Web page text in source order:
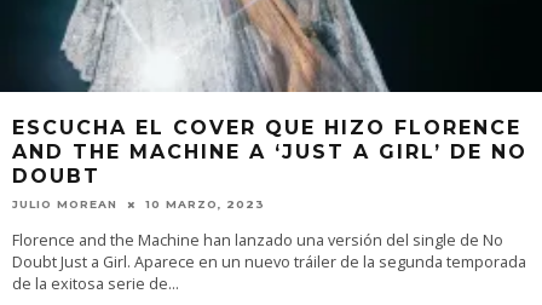
ESCUCHA EL COVER QUE HIZO FLORENCE
AND THE MACHINE A ‘JUST A GIRL’ DE NO
DOUBT
JULIO MOREAN 10 MARZO, 2023
Florence and the Machine han lanzado una versión del single de No
Doubt Just a Girl. Aparece en un nuevo tráiler de la segunda temporada
de la exitosa serie de...